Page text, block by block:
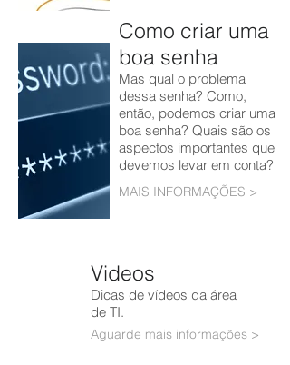
Como criar uma
boa senha
Mas qual o problema
dessa senha? Como,
então, podemos criar uma
boa senha? Quais são os
aspectos importantes que
devemos levar em conta?
MAIS INFORMAÇÕES >
Videos
Dicas de vídeos da área
de TI.
Aguarde mais informações >